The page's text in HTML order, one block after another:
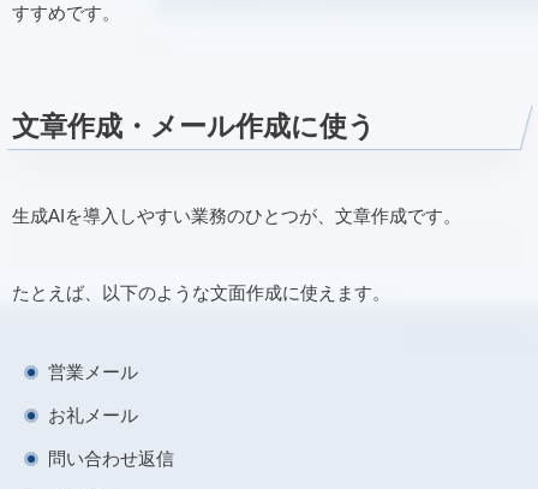
すすめです。
文章作成・メール作成に使う
生成AIを導入しやすい業務のひとつが、文章作成です。
たとえば、以下のような文面作成に使えます。
営業メール
お礼メール
問い合わせ返信